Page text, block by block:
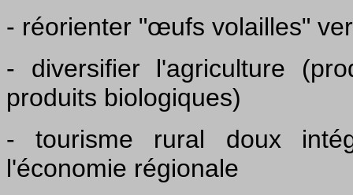
- réorienter "œufs volailles"
- diversifier l'agriculture
produits biologiques)
- tourisme rural doux
l'économie régionale